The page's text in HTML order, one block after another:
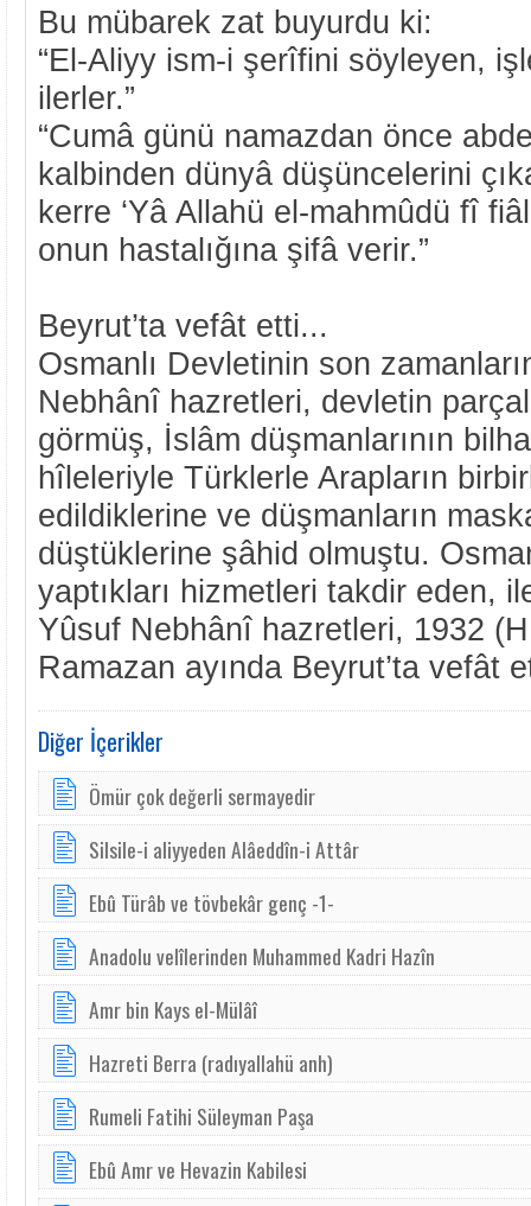
Bu mübarek zat buyurdu ki:
“El-Aliyy ism-i şerîfini söyleyen,
ilerler.”
“Cumâ günü namazdan önce
kalbinden dünyâ düşüncelerini
kerre ‘Yâ Allahü el-mahmûdü fî
onun hastalığına şifâ verir.”
Beyrut’ta vefât etti...
Osmanlı Devletinin son
Nebhânî hazretleri, devletin
görmüş, İslâm düşmanlarının
hîleleriyle Türklerle Arapların
edildiklerine ve düşmanların
düştüklerine şâhid olmuştu.
yaptıkları hizmetleri takdir eden,
Yûsuf Nebhânî hazretleri, 1932
Ramazan ayında Beyrut’ta vefât
Diğer İçerikler
Ömür çok değerli sermayedir
Silsile-i aliyyeden Alâeddîn-i Attâr
Ebû Türâb ve tövbekâr genç -1-
Anadolu velîlerinden Muhammed Kadri Hazîn
Amr bin Kays el-Mülâî
Hazreti Berra (radıyallahü anh)
Rumeli Fatihi Süleyman Paşa
Ebû Amr ve Hevazin Kabilesi